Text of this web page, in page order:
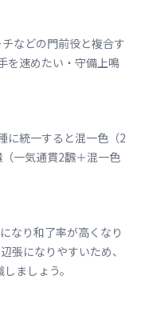
などの門前役と複合す
を速めたい・守備上鳴
に統一すると混一色（2
一気通貫2飜＋混一色
なり和了率が高くなり
張になりやすいため、
ましょう。